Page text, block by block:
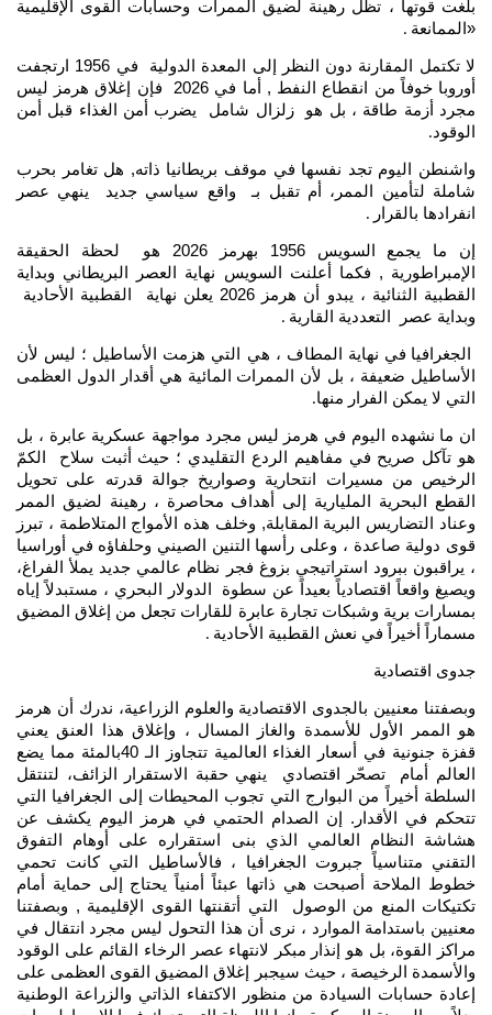
بلغت قوتها ، تظل رهينة لضيق الممرات وحسابات القوى الإقليمية
«الممانعة .
لا تكتمل المقارنة دون النظر إلى المعدة الدولية في 1956 ارتجفت
أوروبا خوفاً من انقطاع النفط , أما في 2026 فإن إغلاق هرمز ليس
مجرد أزمة طاقة ، بل هو زلزال شامل يضرب أمن الغذاء قبل أمن
الوقود.
واشنطن اليوم تجد نفسها في موقف بريطانيا ذاته, هل تغامر بحرب
شاملة لتأمين الممر، أم تقبل بـ واقع سياسي جديد ينهي عصر
انفرادها بالقرار .
إن ما يجمع السويس 1956 بهرمز 2026 هو لحظة الحقيقة
الإمبراطورية , فكما أعلنت السويس نهاية العصر البريطاني وبداية
القطبية الثنائية ، يبدو أن هرمز 2026 يعلن نهاية القطبية الأحادية
وبداية عصر التعددية القارية .
الجغرافيا في نهاية المطاف ، هي التي هزمت الأساطيل ؛ ليس لأن
الأساطيل ضعيفة ، بل لأن الممرات المائية هي أقدار الدول العظمى
التي لا يمكن الفرار منها.
ان ما نشهده اليوم في هرمز ليس مجرد مواجهة عسكرية عابرة ، بل
هو تآكل صريح في مفاهيم الردع التقليدي ؛ حيث أثبت سلاح الكمّ
الرخيص من مسيرات انتحارية وصواريخ جوالة قدرته على تحويل
القطع البحرية المليارية إلى أهداف محاصرة ، رهينة لضيق الممر
وعناد التضاريس البرية المقابلة, وخلف هذه الأمواج المتلاطمة ، تبرز
قوى دولية صاعدة ، وعلى رأسها التنين الصيني وحلفاؤه في أوراسيا
، يراقبون ببرود استراتيجي بزوغ فجر نظام عالمي جديد يملأ الفراغ،
ويصيغ واقعاً اقتصادياً بعيداً عن سطوة الدولار البحري ، مستبدلاً إياه
بمسارات برية وشبكات تجارة عابرة للقارات تجعل من إغلاق المضيق
مسماراً أخيراً في نعش القطبية الأحادية .
جدوى اقتصادية
وبصفتنا معنيين بالجدوى الاقتصادية والعلوم الزراعية، ندرك أن هرمز
هو الممر الأول للأسمدة والغاز المسال ، وإغلاق هذا العنق يعني
قفزة جنونية في أسعار الغذاء العالمية تتجاوز الـ 40بالمئة مما يضع
العالم أمام تصحّر اقتصادي ينهي حقبة الاستقرار الزائف، لتنتقل
السلطة أخيراً من البوارج التي تجوب المحيطات إلى الجغرافيا التي
تتحكم في الأقدار. إن الصدام الحتمي في هرمز اليوم يكشف عن
هشاشة النظام العالمي الذي بنى استقراره على أوهام التفوق
التقني متناسياً جبروت الجغرافيا ، فالأساطيل التي كانت تحمي
خطوط الملاحة أصبحت هي ذاتها عبئاً أمنياً يحتاج إلى حماية أمام
تكتيكات المنع من الوصول التي أتقنتها القوى الإقليمية , وبصفتنا
معنيين باستدامة الموارد ، نرى أن هذا التحول ليس مجرد انتقال في
مراكز القوة، بل هو إنذار مبكر لانتهاء عصر الرخاء القائم على الوقود
والأسمدة الرخيصة ، حيث سيجبر إغلاق المضيق القوى العظمى على
إعادة حسابات السيادة من منظور الاكتفاء الذاتي والزراعة الوطنية